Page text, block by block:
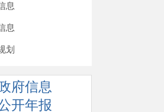
息
息
划
府信息
开年报